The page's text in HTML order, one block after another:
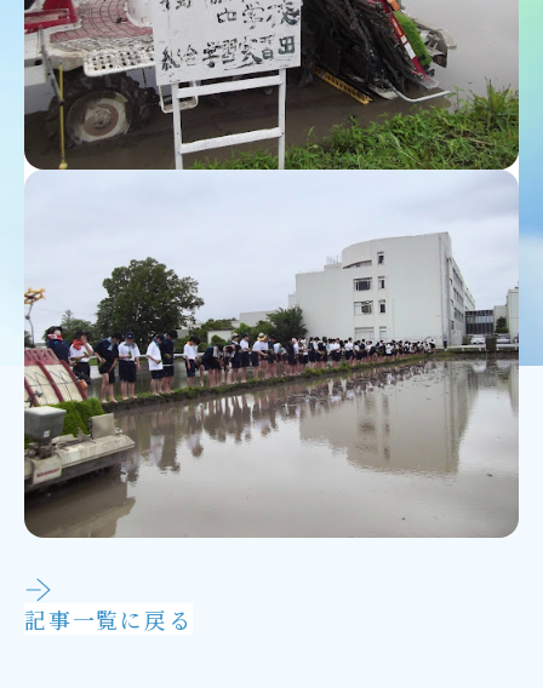
進路・進学 TOP
進路指導
進学実績
獨協学園との高大連携
他大学との連携
活躍する卒業生
入試情報
入試情報 TOP
説明会・イベント
外部記事掲載
アクセス
在校生・保護者の方
卒業生の方
Follow Us
当サイトについて
個人情報保護方針
記事一覧に戻る